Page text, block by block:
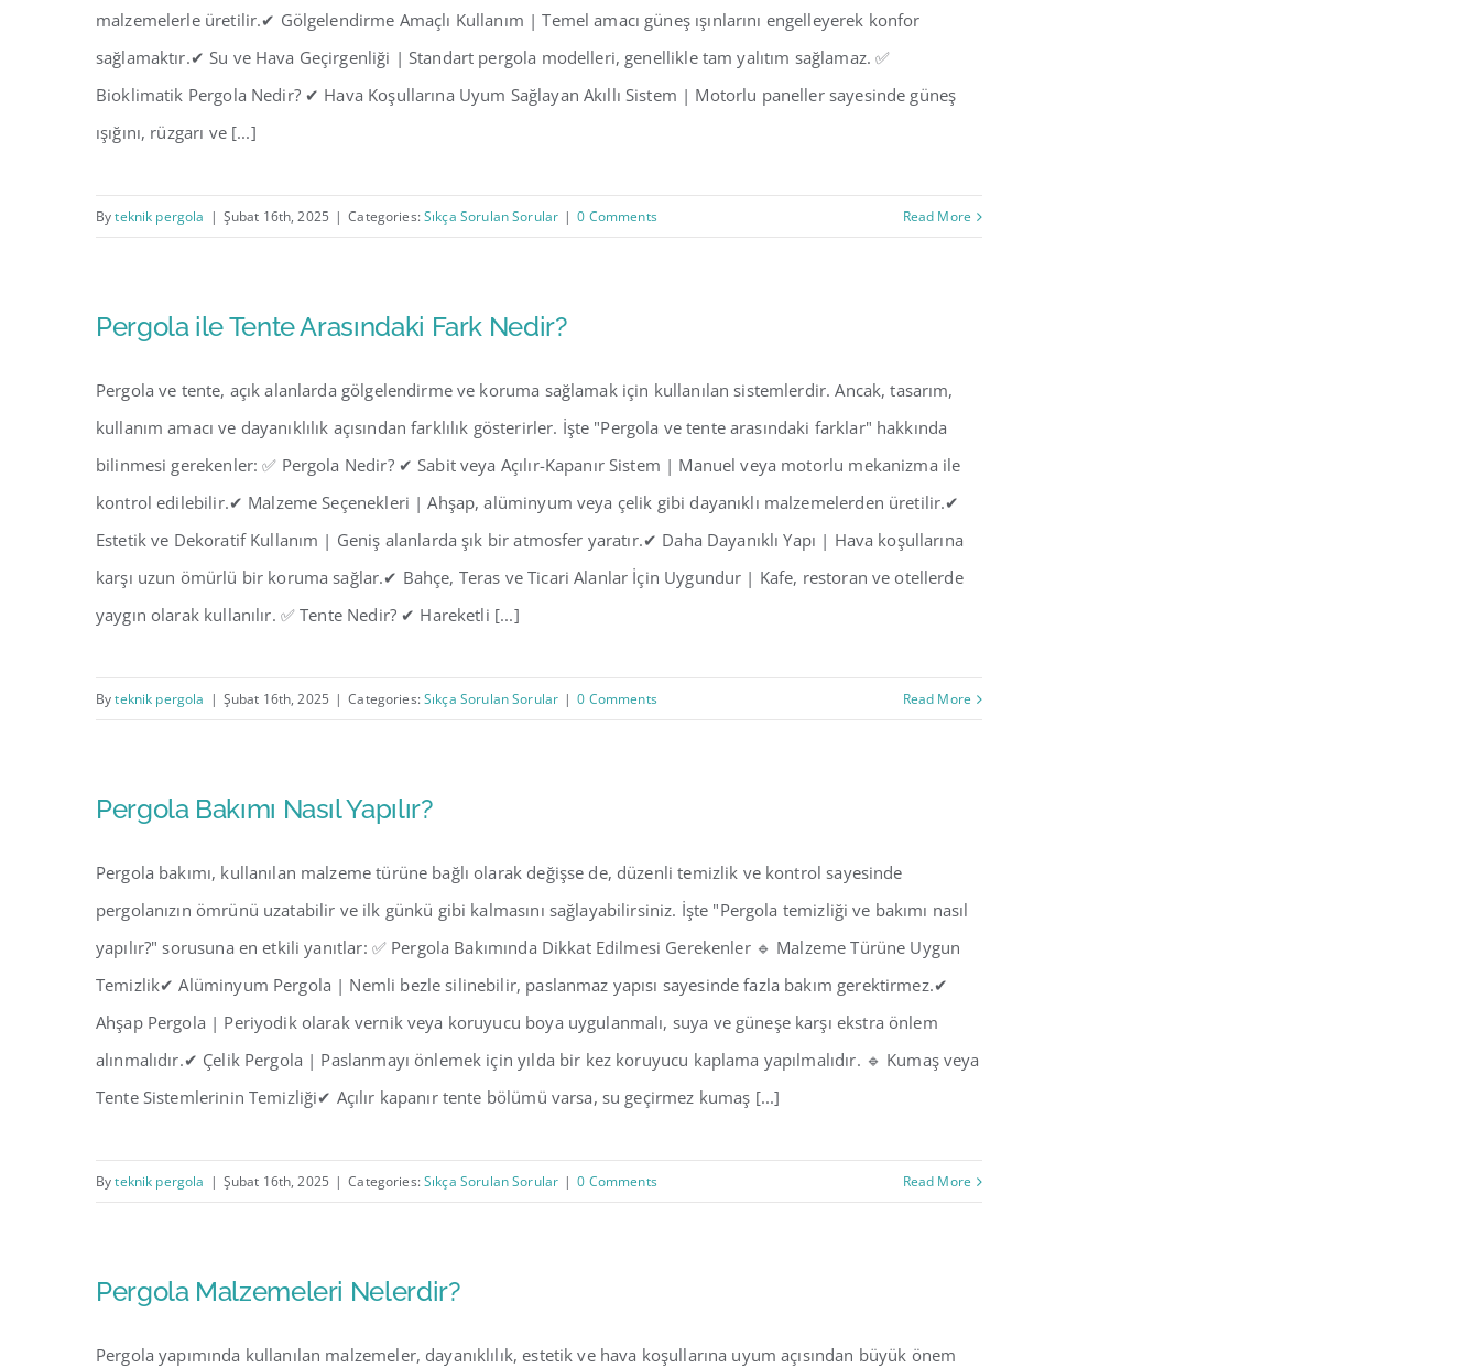
malzemelerle üretilir.✔ Gölgelendirme Amaçlı Kullanım | Temel amacı güneş ışınlarını engelleyerek konfor
sağlamaktır.✔ Su ve Hava Geçirgenliği | Standart pergola modelleri, genellikle tam yalıtım sağlamaz. ✅
Bioklimatik Pergola Nedir? ✔ Hava Koşullarına Uyum Sağlayan Akıllı Sistem | Motorlu paneller sayesinde güneş
ışığını, rüzgarı ve [...]
Byteknik pergola | Şubat 16th, 2025 | Categories:Sıkça Sorulan Sorular | 0 Comments Read More
Pergola ile Tente Arasındaki Fark Nedir?
Pergola ve tente, açık alanlarda gölgelendirme ve koruma sağlamak için kullanılan sistemlerdir. Ancak, tasarım,
kullanım amacı ve dayanıklılık açısından farklılık gösterirler. İşte "Pergola ve tente arasındaki farklar" hakkında
bilinmesi gerekenler: ✅ Pergola Nedir? ✔ Sabit veya Açılır-Kapanır Sistem | Manuel veya motorlu mekanizma ile
kontrol edilebilir.✔ Malzeme Seçenekleri | Ahşap, alüminyum veya çelik gibi dayanıklı malzemelerden üretilir.✔
Estetik ve Dekoratif Kullanım | Geniş alanlarda şık bir atmosfer yaratır.✔ Daha Dayanıklı Yapı | Hava koşullarına
karşı uzun ömürlü bir koruma sağlar.✔ Bahçe, Teras ve Ticari Alanlar İçin Uygundur | Kafe, restoran ve otellerde
yaygın olarak kullanılır. ✅ Tente Nedir? ✔ Hareketli [...]
Byteknik pergola | Şubat 16th, 2025 | Categories:Sıkça Sorulan Sorular | 0 Comments Read More
Pergola Bakımı Nasıl Yapılır?
Pergola bakımı, kullanılan malzeme türüne bağlı olarak değişse de, düzenli temizlik ve kontrol sayesinde
pergolanızın ömrünü uzatabilir ve ilk günkü gibi kalmasını sağlayabilirsiniz. İşte "Pergola temizliği ve bakımı nasıl
yapılır?" sorusuna en etkili yanıtlar: ✅ Pergola Bakımında Dikkat Edilmesi Gerekenler 🔹 Malzeme Türüne Uygun
Temizlik✔ Alüminyum Pergola | Nemli bezle silinebilir, paslanmaz yapısı sayesinde fazla bakım gerektirmez.✔
Ahşap Pergola | Periyodik olarak vernik veya koruyucu boya uygulanmalı, suya ve güneşe karşı ekstra önlem
alınmalıdır.✔ Çelik Pergola | Paslanmayı önlemek için yılda bir kez koruyucu kaplama yapılmalıdır. 🔹 Kumaş veya
Tente Sistemlerinin Temizliği✔ Açılır kapanır tente bölümü varsa, su geçirmez kumaş [...]
Byteknik pergola | Şubat 16th, 2025 | Categories:Sıkça Sorulan Sorular | 0 Comments Read More
Pergola Malzemeleri Nelerdir?
Pergola yapımında kullanılan malzemeler, dayanıklılık, estetik ve hava koşullarına uyum açısından büyük önem